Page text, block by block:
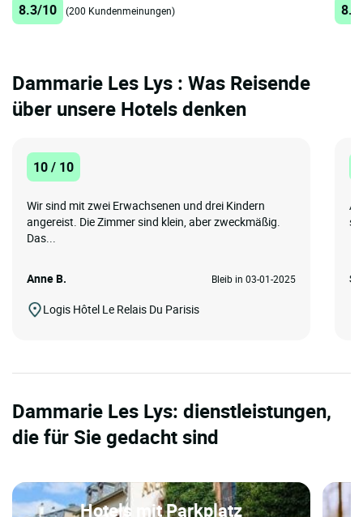
8.3/10 (200 Kundenmeinungen)
Dammarie Les Lys : Was Reisende
über unsere Hotels denken
10 / 10
Wir sind mit zwei Erwachsenen und drei Kindern
angereist. Die Zimmer sind klein, aber zweckmäßig.
Das...
Anne B. Bleib in 03-01-2025
Logis Hôtel Le Relais Du Parisis
Dammarie Les Lys: dienstleistungen,
die für Sie gedacht sind
Hotels mit Parkplatz